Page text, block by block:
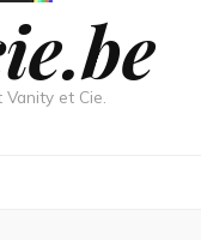
et Cie.